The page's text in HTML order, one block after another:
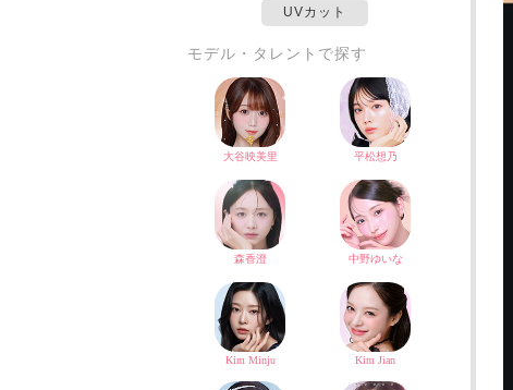
UVカット
モデル・タレントで探す